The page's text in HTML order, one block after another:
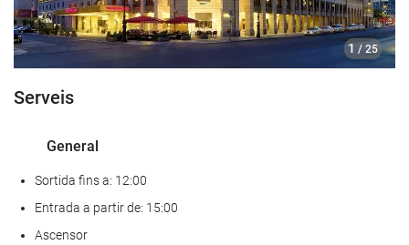
1 / 25
Serveis
General
Sortida fins a: 12:00
Entrada a partir de: 15:00
Ascensor